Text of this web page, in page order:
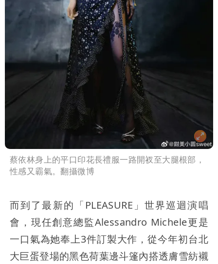
蔡依林身上的平口印花長禮服一路開衩至大腿根部，
性感又霸氣。翻攝微博
而到了最新的「PLEASURE」世界巡迴演唱
會，現任創意總監Alessandro Michele更是
一口氣為她奉上3件訂製大作，從今年初台北
大巨蛋登場的黑色荷葉邊斗篷內搭透膚雪紡襯